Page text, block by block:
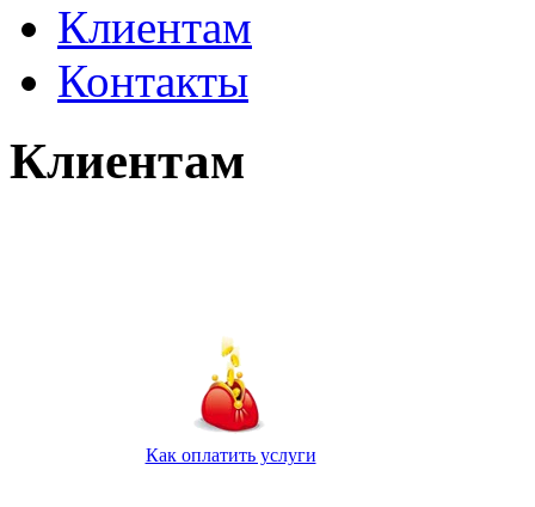
Клиентам
Контакты
Клиентам
Как оплатить услуги